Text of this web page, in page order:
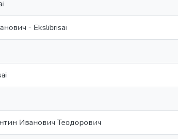
- Ekslibrisai
Иванович Теодорович